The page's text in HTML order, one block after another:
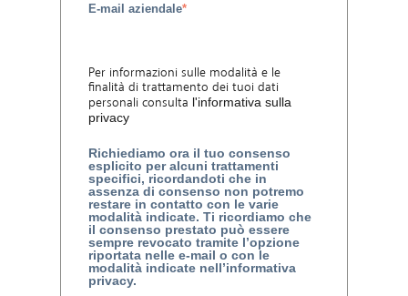
E-mail aziendale*
Per informazioni sulle modalità e le
finalità di trattamento dei tuoi dati
personali consulta l'informativa sulla
privacy
Richiediamo ora il tuo consenso
esplicito per alcuni trattamenti
specifici, ricordandoti che in
assenza di consenso non potremo
restare in contatto con le varie
modalità indicate. Ti ricordiamo che
il consenso prestato può essere
sempre revocato tramite l’opzione
riportata nelle e-mail o con le
modalità indicate nell’informativa
privacy.